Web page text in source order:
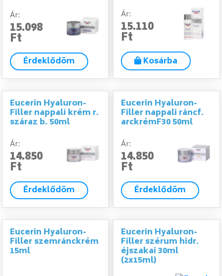
Ár:
15.098
Ft
Érdeklődöm
Ár:
15.110
Ft
Kosárba
Eucerin Hyaluron-
Filler nappali krém r.
száraz b. 50ml
Ár:
14.850
Ft
Érdeklődöm
Eucerin Hyaluron-
Filler nappali ráncf.
arckrémF30 50ml
Ár:
14.850
Ft
Érdeklődöm
Eucerin Hyaluron-
Filler szemránckrém
15ml
Eucerin Hyaluron-
Filler szérum hidr.
éjszakai 30ml
(2x15ml)